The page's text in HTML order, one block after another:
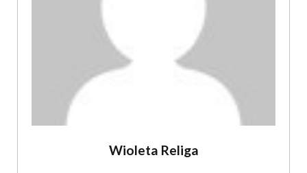
Wioleta Religa